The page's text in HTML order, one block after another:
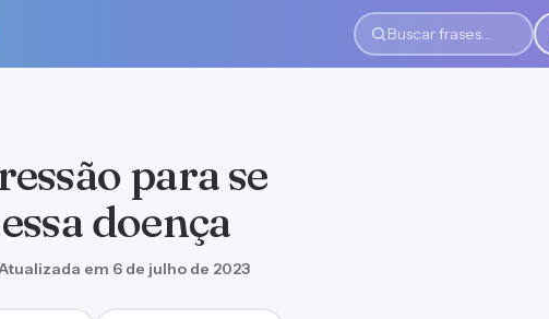
Buscar frases
para se
doença
em 6 de julho de 2023